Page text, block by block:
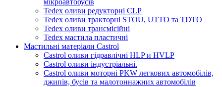
Tedex оливи редукторні CLP
Tedex оливи тракторні STOU, UTTO та TDTO
Tedex оливи трансмісійні
Tedex мастила пластичні
Мастильні матеріали Castrol
Castrol оливи гідравлічні HLP и HVLP
Castrol оливи індустріальні.
Castrol оливи моторні PKW легкових автомобілів,
джипів, бусів та малотоннажних автомобілів